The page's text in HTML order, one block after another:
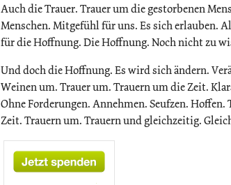
Auch die Trauer. Trauer um die gestorbenen
Menschen. Mitgefühl für uns. Es sich erlauben.
für die Hoffnung. Die Hoffnung. Noch nicht zu
Und doch die Hoffnung. Es wird sich ändern.
Weinen um. Trauer um. Trauern um die Zeit.
Ohne Forderungen. Annehmen. Seufzen.
Zeit. Trauern um. Trauern und gleichzeitig.